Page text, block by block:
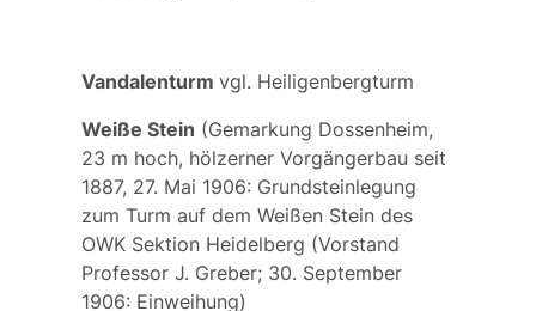
Vandalenturm vgl. Heiligenbergturm
Weiße Stein (Gemarkung Dossenheim,
23 m hoch, hölzerner Vorgängerbau seit
1887, 27. Mai 1906: Grundsteinlegung
zum Turm auf dem Weißen Steindes
OWK Sektion Heidelberg (Vorstand
Professor J. Greber; 30. September
1906: Einweihung)